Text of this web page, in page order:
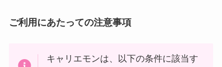
ご利用にあたっての注意事項
キャリエモンは、以下の条件に該当す